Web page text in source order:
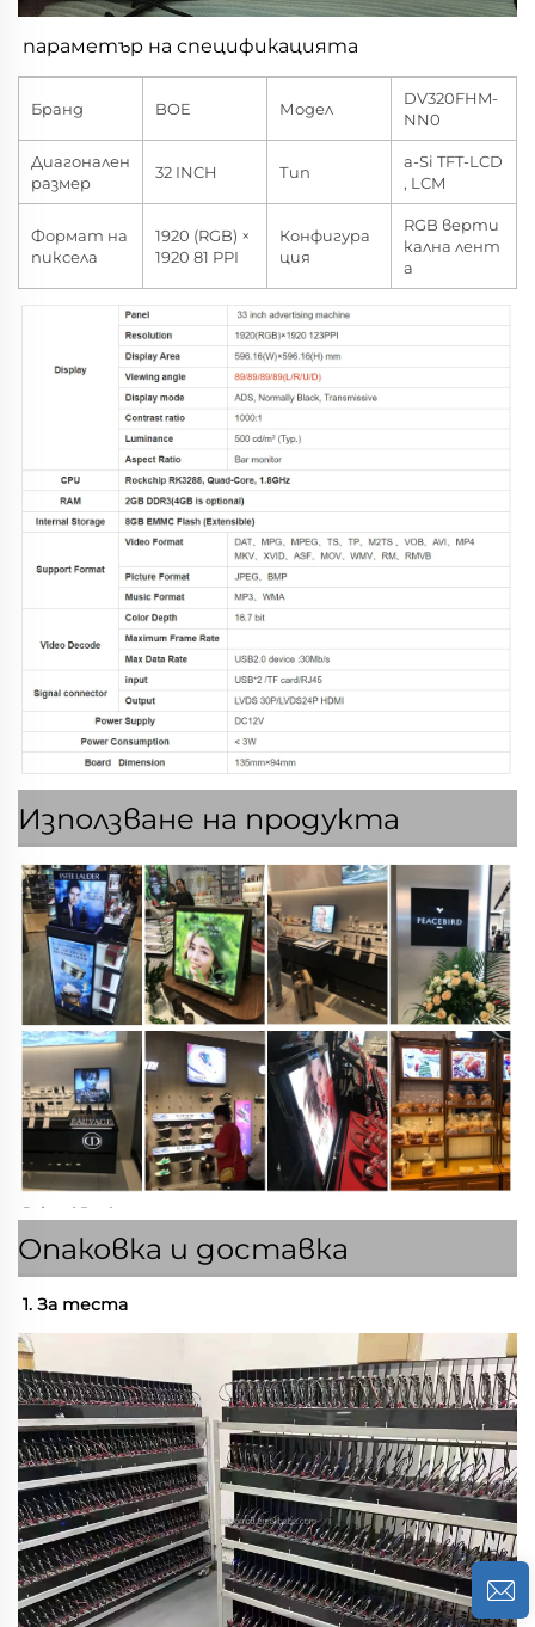
параметър на спецификацията
Бранд BOE Модел
DV320FHM-
NN0
Диагонален
размер
32 INCH Тип
a-Si TFT-LCD
, LCM
Формат на
пиксела
1920 (RGB) ×
1920 81 PPI
Конфигура
ция
RGB верти
кална лент
а
Използване на продукта
Опаковка и доставка
1. За теста